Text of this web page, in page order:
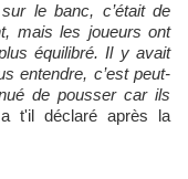
le banc, c’était de
mais les joueurs ont
équilibré. Il y avait
entendre, c’est peut-
de pousser car ils
t'il déclaré après la